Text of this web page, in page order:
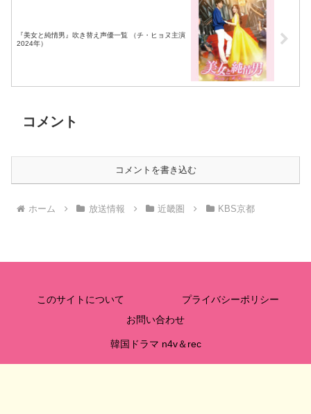
『美女と純情男』吹き替え声優一覧 （チ・ヒョヌ主演
2024年）
コメント
コメントを書き込む
ホーム 放送情報 近畿圏 KBS京都
このサイトについて
プライバシーポリシー
お問い合わせ
韓国ドラマ n4v＆rec